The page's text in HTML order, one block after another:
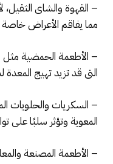
– القهوة والشاى
مما يفاقم الأعراض
– الأطعمة الحمضية مثل
التى قد تزيد تهيج
– السكريات والحلويات
المعوية وتؤثر سلبًا على
– الأطعمة المصنعة